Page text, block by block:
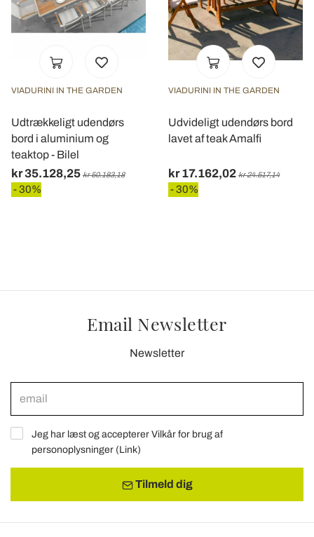
VIADURINI IN THE GARDEN
Udtrækkeligt udendørs
bord i aluminium og
teaktop - Bilel
kr 35.128,25 kr 50.183,18
- 30%
VIADURINI IN THE GARDEN
Udvideligt udendørs bord
lavet af teak Amalfi
kr 17.162,02 kr 24.517,14
- 30%
Email Newsletter
Newsletter
Jeg har læst og accepterer Vilkår for brug af
personoplysninger (Link)
Tilmeld dig